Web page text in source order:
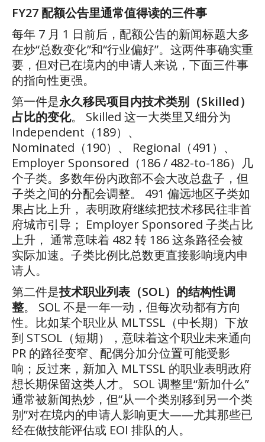
FY27配额公告里通常值得读的三件事
每年 7 月 1 日前后，配额公告的新闻标题大多
在炒“总数变化”和“行业偏好”。这两件事确实重
要，但对已在境内的申请人来说，下面三件事
的指向性更强。
第一件是永久移民项目内技术类别（Skilled）
占比的变化。 Skilled 这一大类里又细分为
Independent （189）、
Nominated （190）、 Regional （491 ）、
Employer Sponsored （186 / 482-to-186）几
个子类。多数年份内政部不会大改总盘子，但
子类之间的分配会调整。
491 偏远地区子类如
果占比上升， 表明政府继续把技术移民往非首
府城市引导； Employer Sponsored 子类占比
上升， 通常意味着 482 转 186这条路径会被
实际加速。子类比例比总数更直接影响境内申
请人。
第二件是技术职业列表（SOL）的结构性调
整。 SOL 不是一年一动，但每次动都有方向
性。比如某个职业从 MLTSSL （中长期）下放
到 STSOL （短期），意味着这个职业未来通向
PR 的路径变窄、配偶分加分位置可能受影
响；反过来，新加入 MLTSSL 的职业表明政府
想长期保留这类人才。
SOL 调整里“新加什么”
通常被新闻热炒，但“从一个类别移到另一个类
别”对在境内的申请人影响更大——尤其那些已
经在做技能评估或 EOI 排队的人。